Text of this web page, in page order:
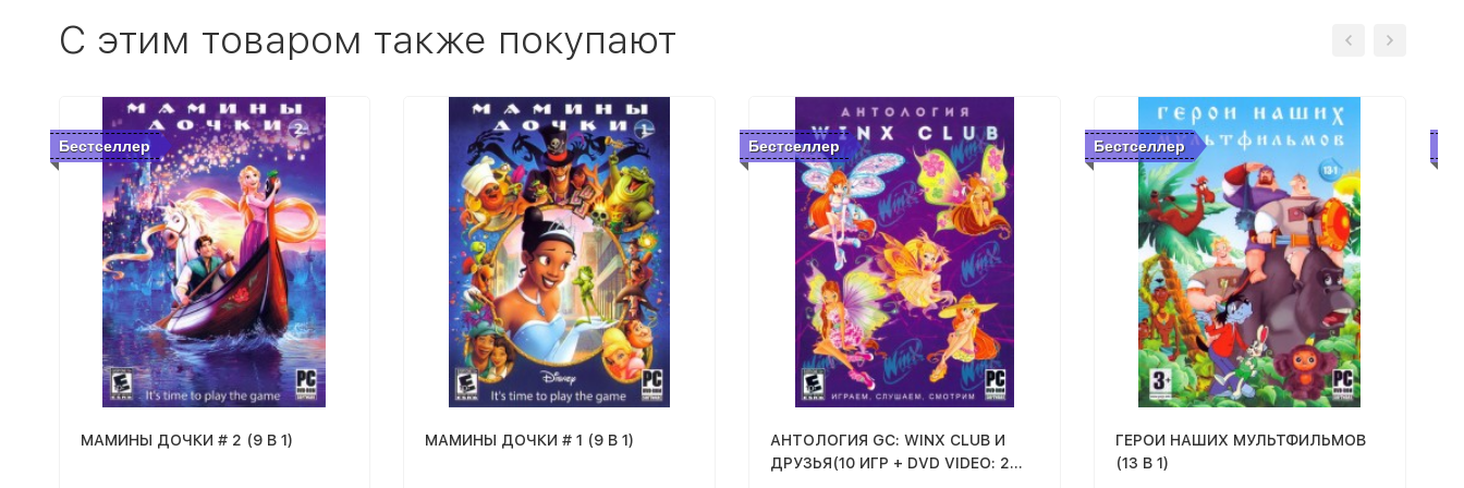
C этим товаром также покупают
Бестселлер
МАМИНЫ ДОЧКИ # 2 (9 В 1) МАМИНЫ ДОЧКИ # 1 (9 В 1)
Бестселлер
АНТОЛОГИЯ GC: WINX CLUB И
ДРУЗЬЯ(10 ИГР + DVD VIDEO: 2
Бестселлер
ГЕРОИ НАШИХ МУЛЬТФИЛЬМОВ
(13 В 1)